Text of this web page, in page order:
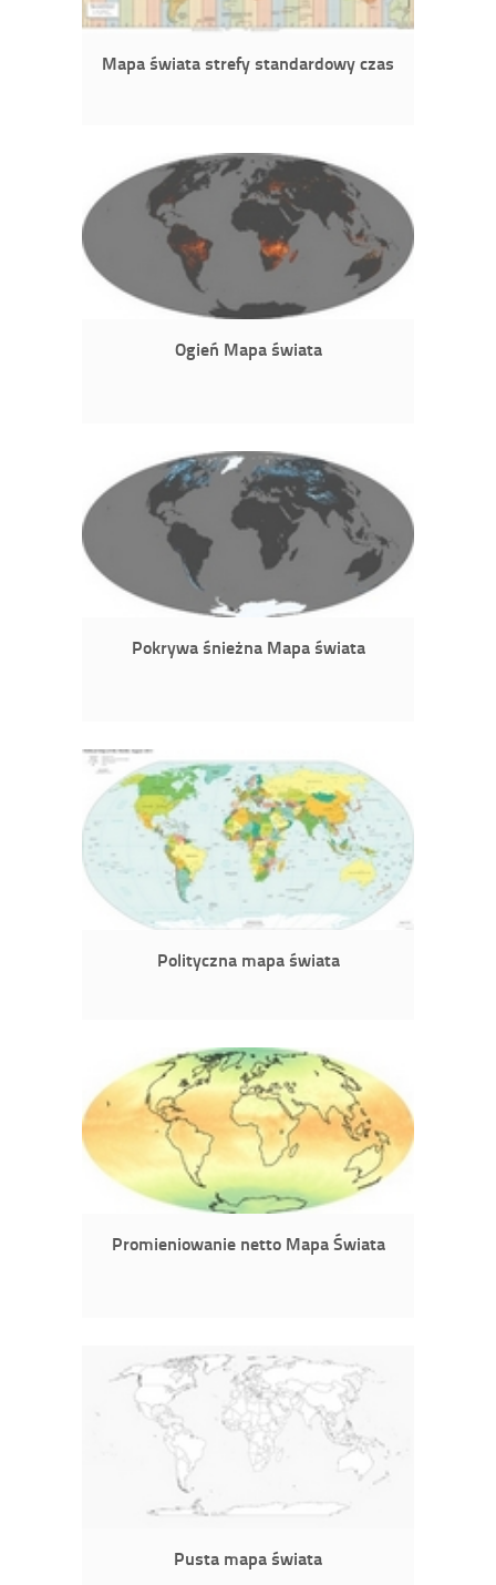
Mapa świata strefy standardowy czas
Ogień Mapa świata
Pokrywa śnieżna Mapa świata
Polityczna mapa świata
Promieniowanie netto Mapa Świata
Pusta mapa świata